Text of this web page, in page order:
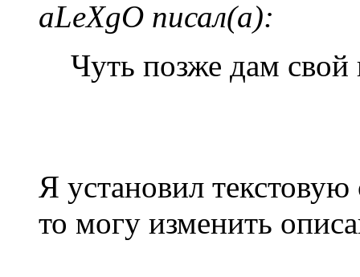
aLeXgO писал(а):
Чуть позже дам свой
Я установил
то могу изменить